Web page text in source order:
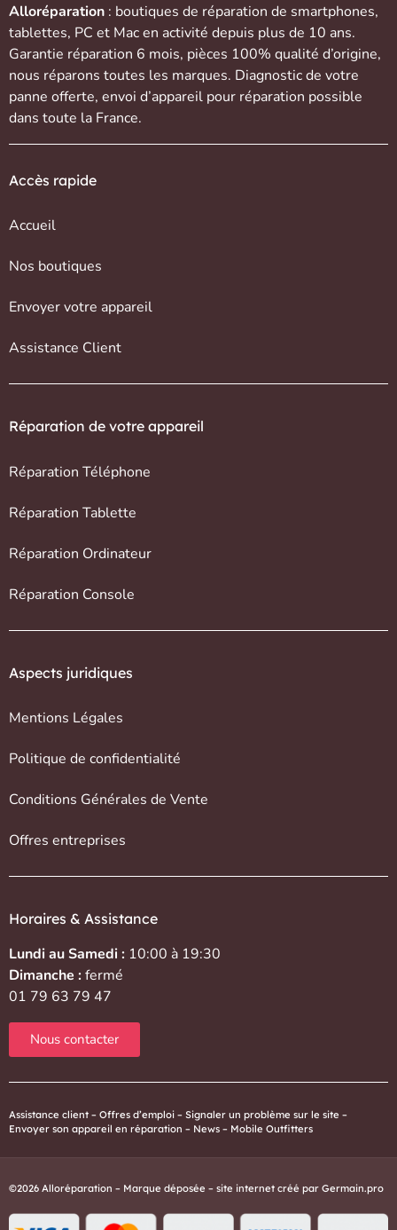
Alloréparation : boutiques de réparation de smartphones,
tablettes, PC et Macen activité depuis plus de 10 ans.
Garantie réparation 6 mois, pièces 100% qualité d’origine,
nous réparons toutes les marques. Diagnostic de votre
panne offerte, envoi d’appareil pour réparation possible
dans toute la France.
Accès rapide
Accueil
Nos boutiques
Envoyer votre appareil
Assistance Client
Réparation de votre appareil
Réparation Téléphone
Réparation Tablette
Réparation Ordinateur
Réparation Console
Aspects juridiques
Mentions Légales
Politique de confidentialité
Conditions Générales de Vente
Offres entreprises
Horaires & Assistance
Lundi au Samedi : 10:00 à 19:30
Dimanche :fermé
01 79 63 79 47
Nous contacter
Assistance client – Offres d’emploi – Signaler un problème sur le site –
Envoyer son appareil en réparation – News – Mobile Outfitters
©2026 Alloréparation – Marque déposée – site internet créé par Germain.pro